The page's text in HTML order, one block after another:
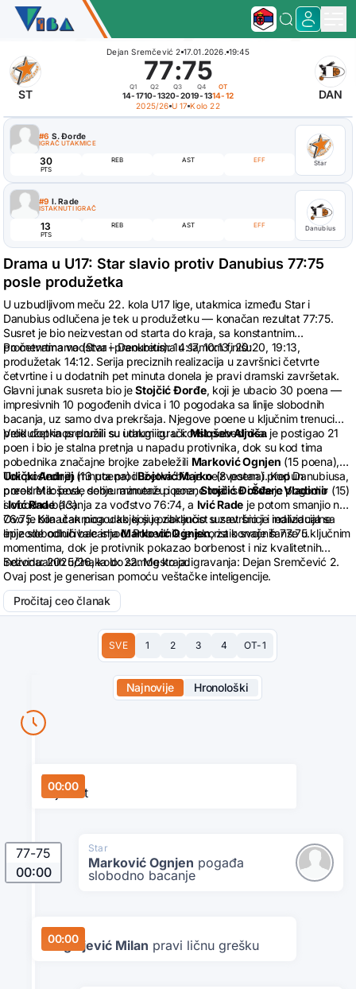
Dejan Sremčević 2 17.01.2026. 19:45
ST
77:75
Q1
14-17
Q2
10-13
Q3
20-20
Q4
19-13
OT
14-12 DAN
2025/26 U 17 Kolo 22
#6 S. Đorđe
IGRAČ UTAKMICE
30
PTS
REB AST EFF Star
#9 I. Rade
ISTAKNUTI IGRAČ
13
PTS
REB AST EFF Danubius
Drama u U17: Star slavio protiv Danubius 77:75
posle produžetka
U uzbudljivom meču 22. kola U17 lige, utakmica između Star i
Danubius odlučena je tek u produžetku — konačan rezultat 77:75.
Susret je bio neizvestan od starta do kraja, sa konstantnim
promenama vodstva i preokretima u samom finišu.
Po četvrtinama (Star – Danubius): 14:17, 10:13, 20:20, 19:13,
produžetak 14:12. Serija preciznih realizacija u završnici četvrte
četvrtine i u dodatnih pet minuta donela je pravi dramski završetak.
Glavni junak susreta bio jeStojčić Đorđe, koji je ubacio 30 poena —
impresivnih 10 pogođenih dvica i 10 pogodaka sa linije slobodnih
bacanja, uz samo dva prekršaja. Njegove poene u ključnim trenucima
produžetka prelomili su utakmicu u korist pobednika.
Velik doprinos pružili su i drugi igrači:Milošev Aljošaje postigao 21
poen i bio je stalna pretnja u napadu protivnika, dok su kod tima
pobednika značajne brojke zabeležili Marković Ognjen (15 poena),
Udički Andrej(13 poena) iBojović Marko(8 poena). Kod Danubiusa,
pored Miloševa, dobru minutažu i poene imali su iŠvarc Vladimir (15)
iIvić Rade(13).
Tok poslednjih minuta produžetka bio je neizvestan i prepun
preokreta: posle serije razmene poena,Stojčić Đorđeje pogodio
slobodna bacanja za vođstvo 76:74, a Ivić Rade je potom smanjio na
76:75. Konačan pogodak koji je zaključio susret bio je realizacija sa
linije slobodnih bacanjaMarković Ognjen, za konačnih 77:75.
Ovo je bila utakmica u kojoj su pribranost u završnici i individualne
epizode odlučivale ishod. Pobednik je iskoristio svoje šanse u ključnim
momentima, dok je protivnik pokazao borbenost i niz kvalitetnih
individualnih učinaka do samog kraja.
Sezona: 2025/26, kolo: 22. Mesto odigravanja: Dejan Sremčević 2.
Ovaj post je generisan pomoću veštačke inteligencije.
Pročitaj ceo članak
SVE 1 2 3 4 OT-1
Najnovije Hronološki
00:00
Danubius
Tajmaut
Star
Marković Ognjen pogađa
slobodno bacanje
77-75
00:00
00:00
Danubius
Dragoljević Milan pravi ličnu grešku